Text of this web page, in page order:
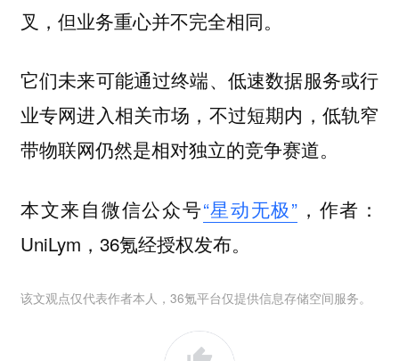
叉，但业务重心并不完全相同。
它们未来可能通过终端、低速数据服务或行
业专网进入相关市场，不过短期内，低轨窄
带物联网仍然是相对独立的竞争赛道。
本文来自微信公众号“星动无极” ，作者：
UniLym，36氪经授权发布。
该文观点仅代表作者本人，36氪平台仅提供信息存储空间服务。